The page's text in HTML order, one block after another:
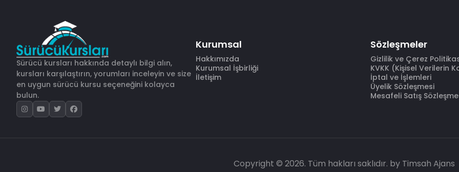
Sürücü kursları hakkında detaylı bilgi alın,
kursları karşılaştırın, yorumları inceleyin ve size
en uygun sürücü kursu seçeneğini kolayca
bulun.
Kurumsal
Hakkımızda
Kurumsal İşbirliği
İletişim
Sözleşmeler
Gizlilik ve Çerez
KVKK (Kişisel Verilerin
İptal ve İşlemleri
Üyelik Sözleşmesi
Mesafeli Satış
Copyright © 2026. Tüm hakları saklıdır. by Timsah Ajans